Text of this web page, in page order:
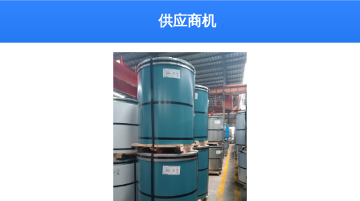
供应商机